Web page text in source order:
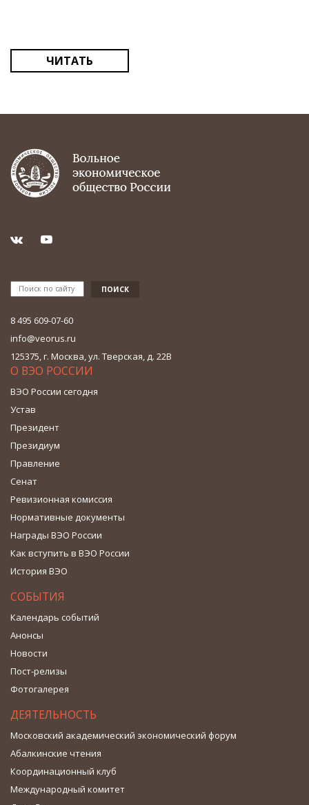
ЧИТАТЬ
8 495 609-07-60
info@veorus.ru
125375, г. Москва, ул. Тверская, д. 22В
О ВЭО РОССИИ
ВЭО России сегодня
Устав
Президент
Президиум
Правление
Сенат
Ревизионная комиссия
Нормативные документы
Награды ВЭО России
Как вступить в ВЭО России
История ВЭО
СОБЫТИЯ
Календарь событий
Анонсы
Новости
Пост-релизы
Фотогалерея
ДЕЯТЕЛЬНОСТЬ
Московский академический экономический форум
Абалкинские чтения
Координационный клуб
Международный комитет